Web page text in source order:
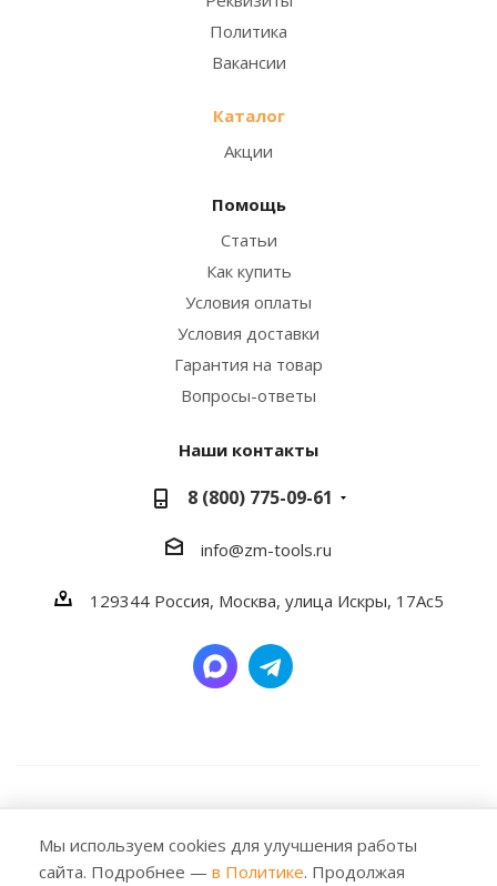
Политика
Вакансии
Каталог
Акции
Помощь
Статьи
Как купить
Условия оплаты
Условия доставки
Гарантия на товар
Вопросы-ответы
Наши контакты
8 (800) 775-09-61
info@zm-tools.ru
129344 Россия, Москва, улица Искры, 17Ас5
Все права защищены. Любое использование либо
копирование материалов или подборки материалов
Мы используем cookies для улучшения работы
сайта. Подробнее — в Политике. Продолжая